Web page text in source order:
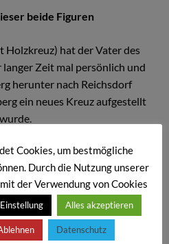
beide Figuren
Holzkreuz) hat der Vater des
Zeit mal persönlich und
herunter nach Reichsdorf
ein neues Kreuz aufgestellt
wurde.
Cookies, um bestmögliche
Durch die Nutzung unserer
der Verwendung von Cookies
Alles akzeptieren
Datenschutz